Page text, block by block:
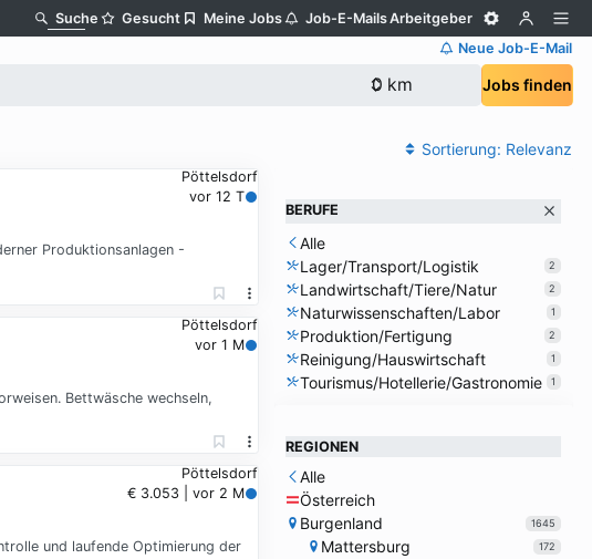
Suche Gesucht Meine Jobs Job-E-MailsArbeitgeber
Neue Job-E-Mail
Jobs finden
Sortierung: Relevanz
Pöttelsdorf
vor 12 T
Produktionsanlagen -
Pöttelsdorf
vor 1 M
Bettwäsche wechseln,
Pöttelsdorf
€ 3.053 | vor 2 M
und laufende Optimierung der
BERUFE
Alle
Lager/Transport/Logistik
2
Landwirtschaft/Tiere/Natur 2
Naturwissenschaften/Labor 1
Produktion/Fertigung 2
Reinigung/Hauswirtschaft 1
Tourismus/Hotellerie/Gastronomie 1
REGIONEN
Alle
Österreich
Burgenland
1645
Mattersburg 172